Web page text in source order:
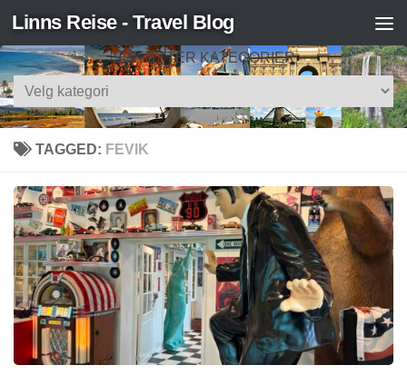
Skip to content
Linns Reise - Travel Blog
SØK ETTER KATEGORIER
Søk
etter
TAGGED: FEVIK